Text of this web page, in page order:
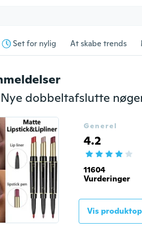
Set for nylig At skabe trends
Generel
4.2
11604
Vurderinger
Vis